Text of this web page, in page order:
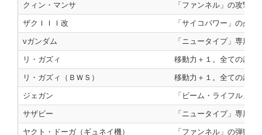
クィン・マンサ 「ファンネル」の攻撃
ザクＩＩＩ改 「サイコパワー」の必
νガンダム 「ニュータイプ」専用
リ・ガズィ 移動力＋１。全ての武器
リ・ガズィ（ＢＷＳ） 移動力＋１。全ての武器
ジェガン 「ビーム・ライフル」
サザビー 「ニュータイプ」専用
ヤクト・ドーガ（ギュネイ機） 「ファンネル」の弾数